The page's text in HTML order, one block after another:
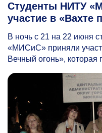
Студенты НИТУ
участие в «Вахте
В ночь с 21 на 22 июня
«МИСиС» приняли
Вечный огонь»,